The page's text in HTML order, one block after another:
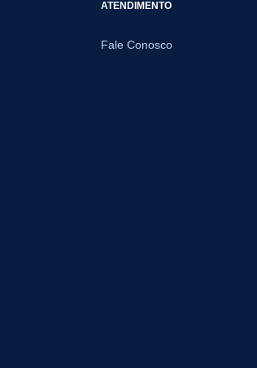
ATENDIMENTO
Fale Conosco